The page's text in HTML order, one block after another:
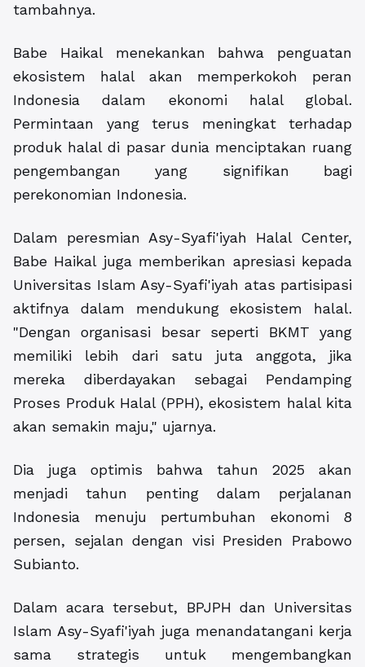
tambahnya.
Babe Haikal menekankan bahwa penguatan
ekosistem halal akan memperkokoh peran
Indonesia dalam ekonomi halal global.
Permintaan yang terus meningkat terhadap
produk halal di pasar dunia menciptakan ruang
pengembangan yang signifikan bagi
perekonomian Indonesia.
Dalam peresmian Asy-Syafi'iyah Halal Center,
Babe Haikal juga memberikan apresiasi kepada
Universitas Islam Asy-Syafi'iyah atas partisipasi
aktifnya dalam mendukung ekosistem halal.
"Dengan organisasi besar seperti BKMT yang
memiliki lebih dari satu juta anggota, jika
mereka diberdayakan sebagai Pendamping
Proses Produk Halal (PPH), ekosistem halal kita
akan semakin maju," ujarnya.
Dia juga optimis bahwa tahun 2025 akan
menjadi tahun penting dalam perjalanan
Indonesia menuju pertumbuhan ekonomi 8
persen, sejalan dengan visi Presiden Prabowo
Subianto.
Dalam acara tersebut, BPJPH dan Universitas
Islam Asy-Syafi'iyah juga menandatangani kerja
sama strategis untuk mengembangkan